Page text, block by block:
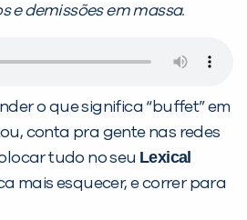
e demissões em massa.
o que significa “buffet” em
conta pra gente nas redes
tudo no seu Lexical
mais esquecer, e correr para